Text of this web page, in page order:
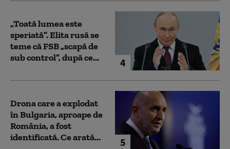
4
„Toată lumea este
speriată”. Elita rusă se
teme că FSB „scapă de
sub control”, după ce...
5
Drona care a explodat
în Bulgaria, aproape de
România, a fost
identificată. Ce arată...